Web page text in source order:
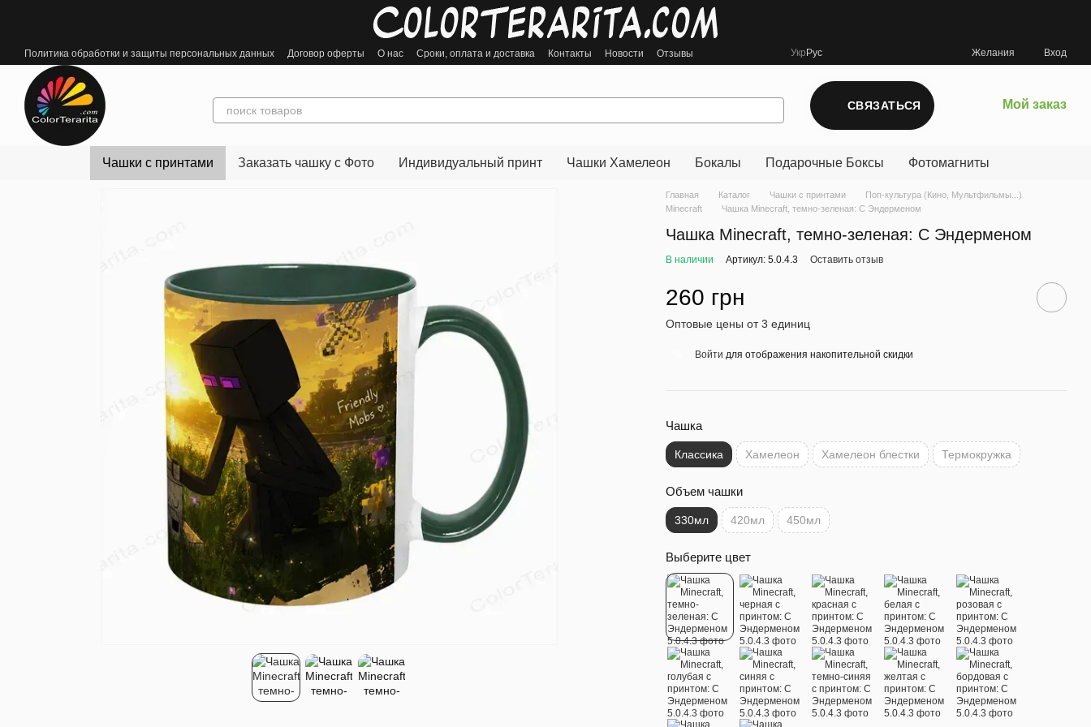
Политика обработки и защиты персональных данных Договор оферты О нас Сроки, оплата и доставка Контакты Новости Отзывы Укр Рус Желания Вход
СВЯЗАТЬСЯ Мой заказ
Чашки с принтами Заказать чашку с Фото Индивидуальный принт Чашки Хамелеон Бокалы Подарочные Боксы Фотомагниты
Главная Каталог Чашки с принтами
Поп-культура (Кино, Мультфильмы...)
Minecraft
Чашка Minecraft, темно-зеленая: С Эндерменом
Чашка Minecraft, темно-зеленая: С Эндерменом
В наличии Артикул: 5.0.4.3 Оставить отзыв
260 грн
Оптовые цены от 3 единиц
Войти для отображения накопительной скидки
Чашка
Классика Хамелеон Хамелеон блестки Термокружка
Объем чашки
330мл 420мл 450мл
Выберите цвет